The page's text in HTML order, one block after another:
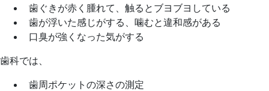
歯ぐきが赤く腫れて、触るとブヨブヨしている
歯が浮いた感じがする、噛むと違和感がある
口臭が強くなった気がする
歯科では、
歯周ポケットの深さの測定